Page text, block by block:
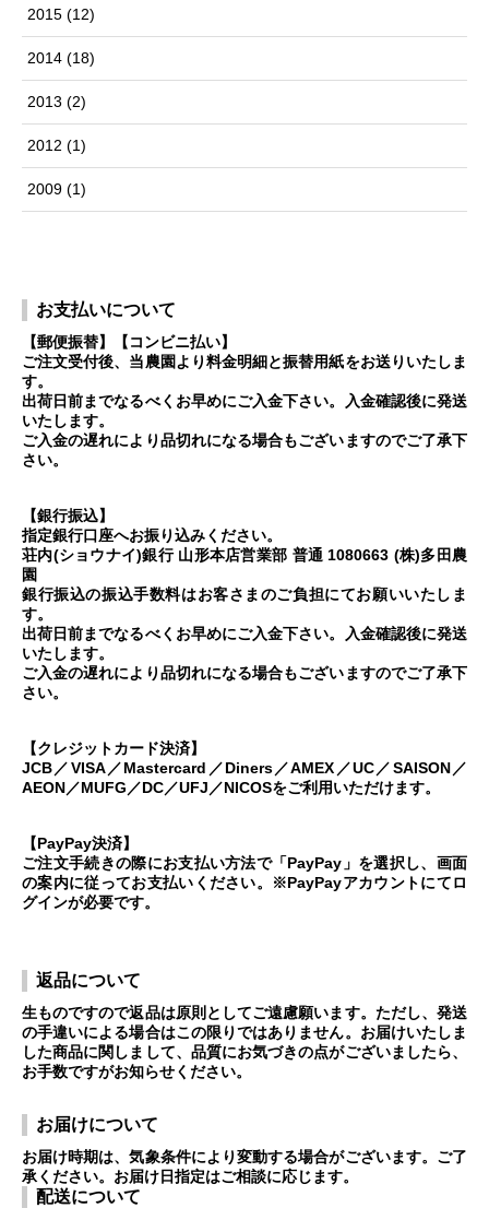
2015 (12)
2014 (18)
2013 (2)
2012 (1)
2009 (1)
お支払いについて
【郵便振替】【コンビニ払い】
ご注文受付後、当農園より料金明細と振替用紙をお送りいたしま
す。
出荷日前までなるべくお早めにご入金下さい。入金確認後に発送
いたします。
ご入金の遅れにより品切れになる場合もございますのでご了承下
さい。
【銀行振込】
指定銀行口座へお振り込みください。
荘内(ショウナイ)銀行 山形本店営業部 普通 1080663 (株)多田農
園
銀行振込の振込手数料はお客さまのご負担にてお願いいたしま
す。
出荷日前までなるべくお早めにご入金下さい。入金確認後に発送
いたします。
ご入金の遅れにより品切れになる場合もございますのでご了承下
さい。
【クレジットカード決済】
JCB／VISA／Mastercard／Diners／AMEX／UC／SAISON／
AEON／MUFG／DC／UFJ／NICOSをご利用いただけます。
【PayPay決済】
ご注文手続きの際にお支払い方法で「PayPay」を選択し、画面
の案内に従ってお支払いください。※PayPayアカウントにてロ
グインが必要です。
返品について
生ものですので返品は原則としてご遠慮願います。ただし、発送
の手違いによる場合はこの限りではありません。お届けいたしま
した商品に関しまして、品質にお気づきの点がございましたら、
お手数ですがお知らせください。
お届けについて
お届け時期は、気象条件により変動する場合がございます。ご了
承ください。お届け日指定はご相談に応じます。
配送について